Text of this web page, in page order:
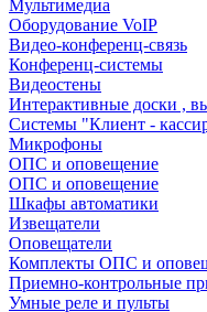
Мультимедиа
Оборудование VoIP
Видео-конференц-связь
Конференц-системы
Видеостены
Интерактивные доски ,
Системы "Клиент -
Микрофоны
ОПС и оповещение
ОПС и оповещение
Шкафы автоматики
Извещатели
Оповещатели
Комплекты ОПС и
Приемно-контрольные
Умные реле и пульты